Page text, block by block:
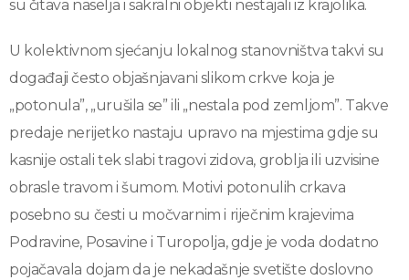
su čitava naselja i sakralni objekti nestajali iz krajolika.
U kolektivnom sjećanju lokalnog stanovništva takvi su
događaji često objašnjavani slikom crkve koja je
„potonula”, „urušila se” ili „nestala pod zemljom”. Takve
predaje nerijetko nastaju upravo na mjestima gdje su
kasnije ostali tek slabi tragovi zidova, groblja ili uzvisine
obrasle travom i šumom. Motivi potonulih crkava
posebno su česti u močvarnim i riječnim krajevima
Podravine, Posavine i Turopolja, gdje je voda dodatno
pojačavala dojam da je nekadašnje svetište doslovno